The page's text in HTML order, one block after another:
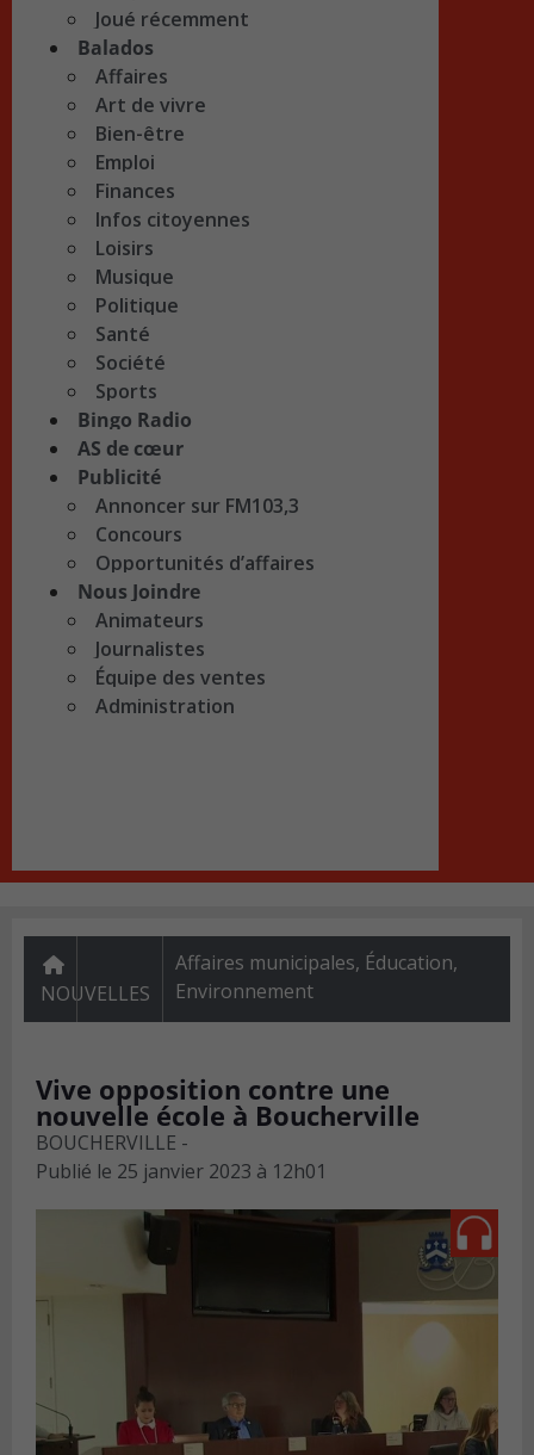
Joué récemment
Balados
Affaires
Art de vivre
Bien-être
Emploi
Finances
Infos citoyennes
Loisirs
Musique
Politique
Santé
Société
Sports
Bingo Radio
AS de cœur
Publicité
Annoncer sur FM103,3
Concours
Opportunités d’affaires
Nous Joindre
Animateurs
Journalistes
Équipe des ventes
Administration
NOUVELLES
Affaires municipales, Éducation,
Environnement
Vive opposition contre une
nouvelle école à Boucherville
BOUCHERVILLE -
Publié le 25 janvier 2023 à 12h01